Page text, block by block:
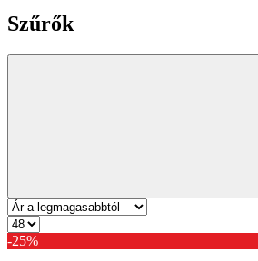
Szűrők
-25%